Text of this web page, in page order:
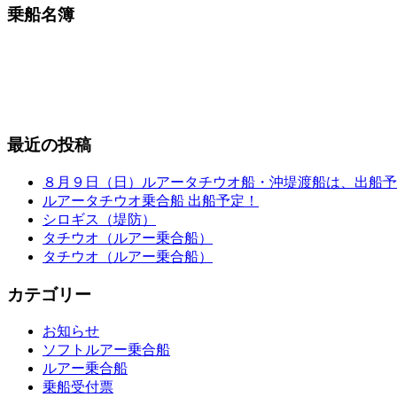
乗船名簿
最近の投稿
８月９日（日）ルアータチウオ船・沖堤渡船は、出船
ルアータチウオ乗合船 出船予定！
シロギス（堤防）
タチウオ（ルアー乗合船）
タチウオ（ルアー乗合船）
カテゴリー
お知らせ
ソフトルアー乗合船
ルアー乗合船
乗船受付票